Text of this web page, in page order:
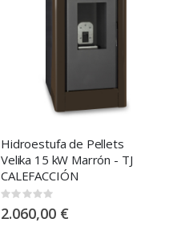
Hidroestufa de Pellets
Velika 15 kW Marrón - TJ
CALEFACCIÓN
Rating:
0%
2.060,00 €